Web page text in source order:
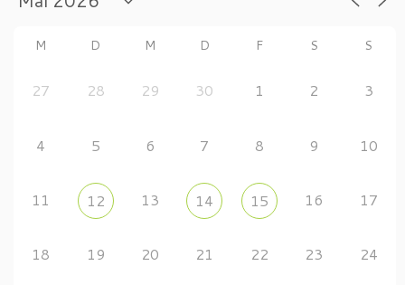
M D M D F S S
27 28 29 30 1 2 3
4 5 6 7 8 9 10
11 12 13 14 15 16 17
18 19 20 21 22 23 24